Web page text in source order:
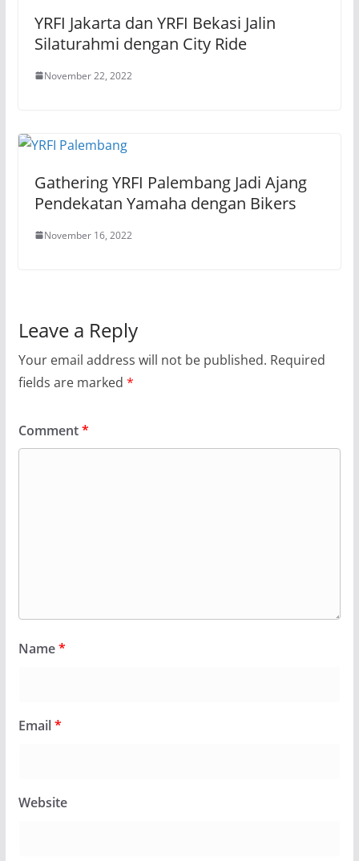
YRFI Jakarta dan YRFI Bekasi Jalin
Silaturahmi dengan City Ride
November 22, 2022
Gathering YRFI Palembang Jadi Ajang
Pendekatan Yamaha dengan Bikers
November 16, 2022
Leave a Reply
Your email address will not be published. Required
fields are marked *
Comment*
Name*
Email*
Website